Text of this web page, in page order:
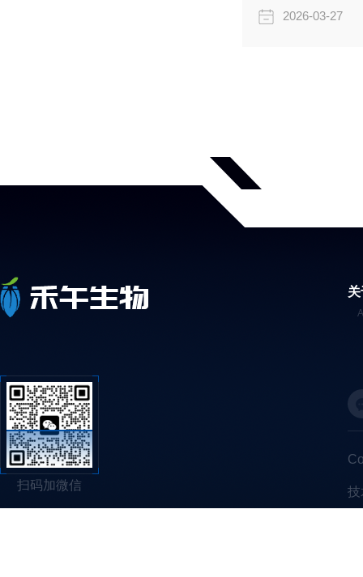
2026-03-27
扫码加微信 技